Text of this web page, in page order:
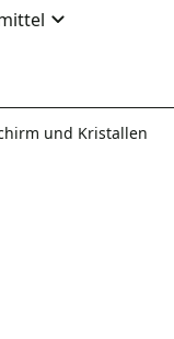
und Kristallen